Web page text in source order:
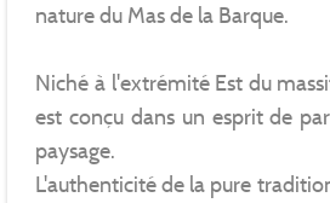
nature du Mas de la Barque.
Niché à l'extrémité Est du
est conçu dans un esprit de
paysage.
L'authenticité de la pure